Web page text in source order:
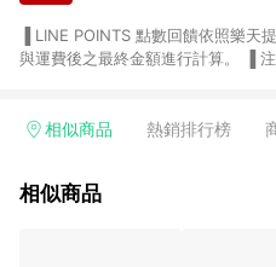
與運費後之最終金額進行計算。 ▐ 注意事項 (1) 部分服務及店家
Smart mobile、神腦生活、JS巨盛
台灣樂天市場，並在同一瀏覽器於24
相似商品 熱銷排行榜
相似商品